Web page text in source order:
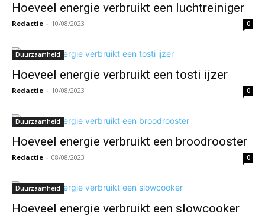
Hoeveel energie verbruikt een luchtreiniger
Redactie - 10/08/2023 0
Duurzaamheid
Hoeveel energie verbruikt een tosti ijzer
Redactie - 10/08/2023 0
Duurzaamheid
Hoeveel energie verbruikt een broodrooster
Redactie - 08/08/2023 0
Duurzaamheid
Hoeveel energie verbruikt een slowcooker